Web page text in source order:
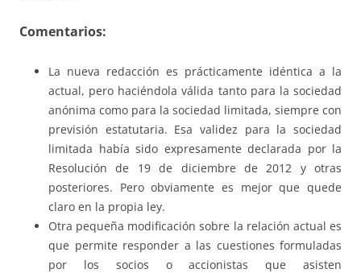
Comentarios:
La nueva redacción es prácticamente idéntica a la
actual, pero haciéndola válida tanto para la sociedad
anónima como para la sociedad limitada, siempre con
previsión estatutaria. Esa validez para la sociedad
limitada había sido expresamente declarada por la
Resolución de 19 de diciembre de 2012 y otras
posteriores. Pero obviamente es mejor que quede
claro en la propia ley.
Otra pequeña modificación sobre la relación actual es
que permite responder a las cuestiones formuladas
por los socios o accionistas que asisten